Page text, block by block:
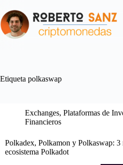
al
contenido
Etiqueta polkaswap
Exchanges, Plataformas de
Financieros
Polkadex, Polkamon y Polkaswap: 3
ecosistema Polkadot